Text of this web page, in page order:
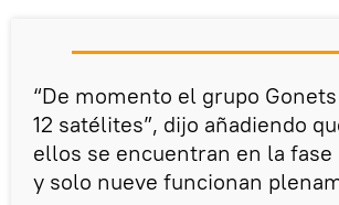
“De momento el grupo
12 satélites”, dijo añadiendo
ellos se encuentran en la fase
y solo nueve funcionan